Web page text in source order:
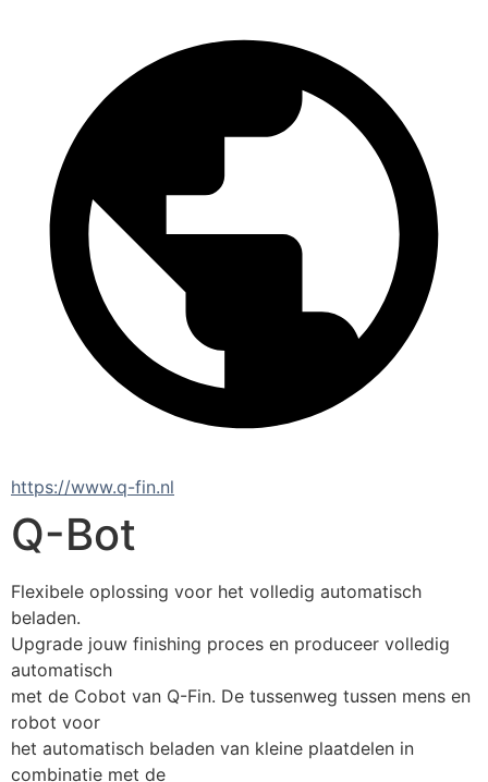
https://www.q-fin.nl
Q-Bot
Flexibele oplossing voor het volledig automatisch
beladen.
Upgrade jouw finishing proces en produceer volledig
automatisch
met de Cobot van Q-Fin. De tussenweg tussen mens en
robot voor
het automatisch beladen van kleine plaatdelen in
combinatie met de